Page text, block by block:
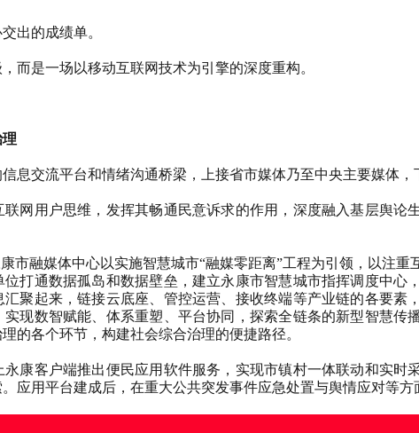
出的成绩单。
而是一场以移动互联网技术为引擎的深度重构。
息交流平台和情绪沟通桥梁，上接省市媒体乃至中央主要媒体，
网用户思维，发挥其畅通民意诉求的作用，深度融入基层舆论
市融媒体中心以实施智慧城市“融媒零距离”工程为引领，以注重
打通数据孤岛和数据壁垒，建立永康市智慧城市指挥调度中心
聚起来，链接云底座、管控运营、接收终端等产业链的各要素
现数智赋能、体系重塑、平台协同，探索全链条的新型智慧传
的各个环节，构建社会综合治理的便捷路径。
康客户端推出便民应用软件服务，实现市镇村一体联动和实时
应用平台建成后，在重大公共突发事件应急处置与舆情应对等方